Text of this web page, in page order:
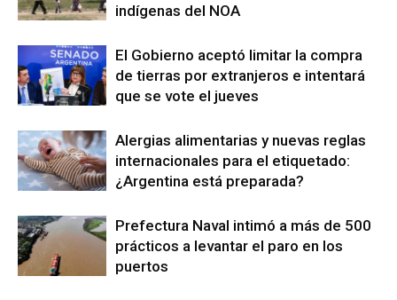
indígenas del NOA
El Gobierno aceptó limitar la compra
de tierras por extranjeros e intentará
que se vote el jueves
Alergias alimentarias y nuevas reglas
internacionales para el etiquetado:
¿Argentina está preparada?
Prefectura Naval intimó a más de 500
prácticos a levantar el paro en los
puertos